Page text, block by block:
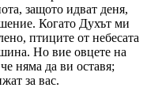
защото идват деня,
Когато Духът ми
птиците от небесата
Но вие овцете на
няма да ви оставя;
за вас.